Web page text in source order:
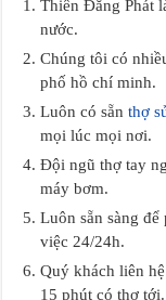
Thiên Đăng Phát
nước.
Chúng tôi có
phố hồ chí minh.
Luôn có sẵnthợ
mọi lúc mọi nơi.
Đội ngũ thợ tay
máy bơm.
Luôn sẵn sàng
việc 24/24h.
Quý khách liên
15 phút có thợ tới.